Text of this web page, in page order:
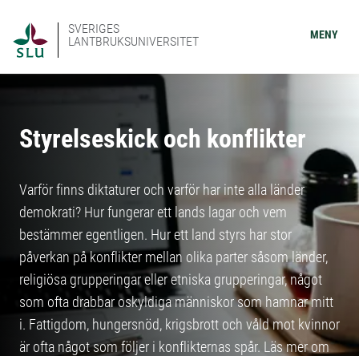
SVERIGES
LANTBRUKSUNIVERSITET
MENY
Styrelseskick och konflikter
Varför finns diktaturer och varför har inte alla länder
demokrati? Hur fungerar ett lands lagar och vem
bestämmer egentligen. Hur ett land styrs har stor
påverkan på konflikter mellan olika parter såsom länder,
religiösa grupperingar eller etniska grupperingar, något
som ofta drabbar oskyldiga människor som hamnar mitt
i. Fattigdom, hungersnöd, krigsbrott och våld mot kvinnor
är ofta något som följer i konflikternas spår. Läs mer om